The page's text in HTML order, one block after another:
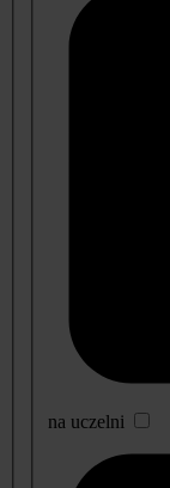
na uczelni